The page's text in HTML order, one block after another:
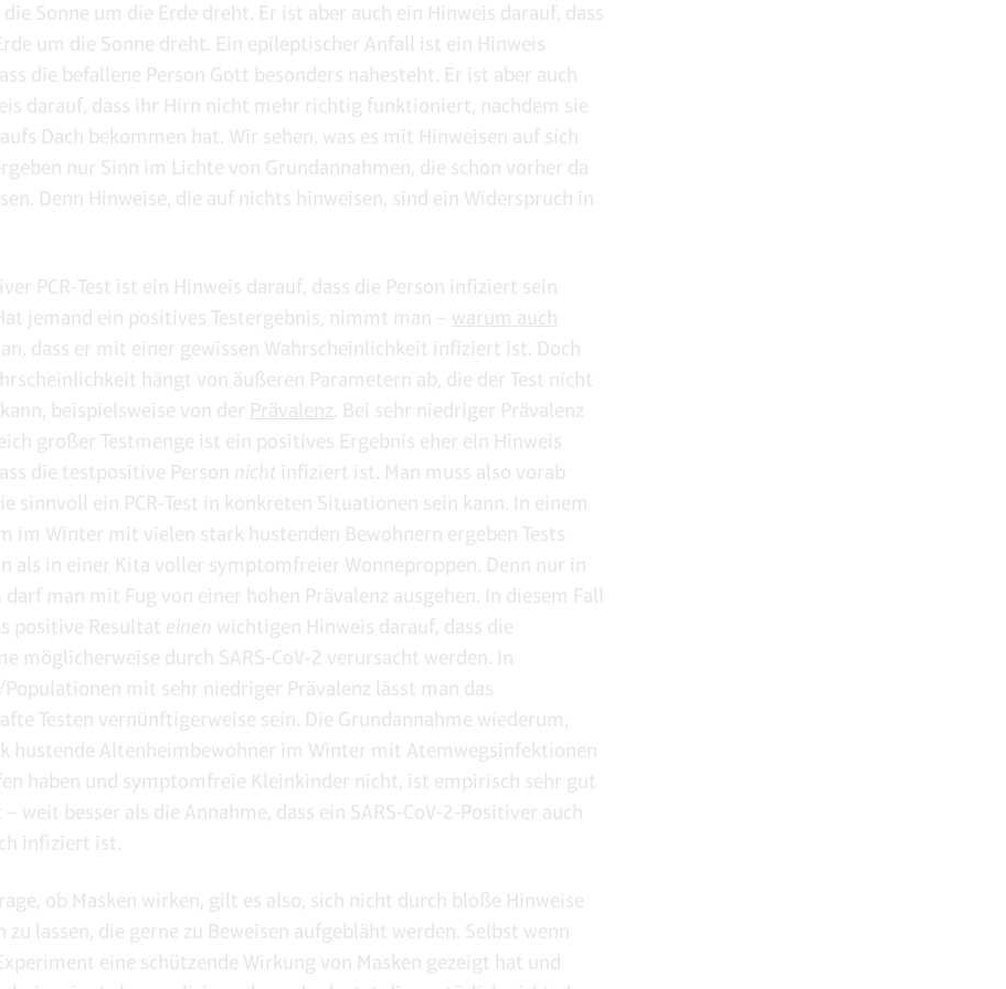
die Sonne um die Erde dreht. Er ist aber auch ein Hinweis darauf, dass
um die Sonne dreht. Ein epileptischer Anfall ist ein Hinweis
die befallene Person Gott besonders nahesteht. Er ist aber auch
darauf, dass ihr Hirn nicht mehr richtig funktioniert, nachdem sie
Dach bekommen hat. Wir sehen, was es mit Hinweisen auf sich
nur Sinn im Lichte von Grundannahmen, die schon vorher da
Denn Hinweise, die auf nichts hinweisen, sind ein Widerspruch in
PCR-Test ist ein Hinweis darauf, dass die Person infiziert sein
jemand ein positives Testergebnis, nimmt man – warum auch
an, dass er mit einer gewissen Wahrscheinlichkeit infiziert ist. Doch
hängt von äußeren Parametern ab, die der Test nicht
beispielsweise von der Prävalenz . Bei sehr niedriger Prävalenz
großer Testmenge ist ein positives Ergebnis eher ein Hinweis
die testpositive Person nicht infiziert ist. Man muss also vorab
sinnvoll ein PCR-Test in konkreten Situationen sein kann. In einem
im Winter mit vielen stark hustenden Bewohnern ergeben Tests
als in einer Kita voller symptomfreier Wonneproppen. Denn nur in
man mit Fug von einer hohen Prävalenz ausgehen. In diesem Fall
positive Resultat einen wichtigen Hinweis darauf, dass die
möglicherweise durch SARS-CoV-2 verursacht werden. In
mit sehr niedriger Prävalenz lässt man das
Testen vernünftigerweise sein. Die Grundannahme wiederum,
hustende Altenheimbewohner im Winter mit Atemwegsinfektionen
haben und symptomfreie Kleinkinder nicht, ist empirisch sehr gut
weit besser als die Annahme, dass ein SARS-CoV-2-Positiver auch
infiziert ist.
ob Masken wirken, gilt es also, sich nicht durch bloße Hinweise
zu lassen, die gerne zu Beweisen aufgebläht werden. Selbst wenn
eine schützende Wirkung von Masken gezeigt hat und